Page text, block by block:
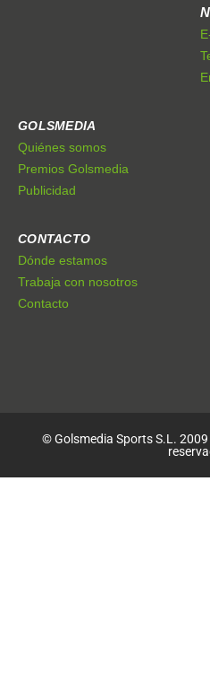
GOLSMEDIA
Quiénes somos
Premios Golsmedia
Publicidad
CONTACTO
Dónde estamos
Trabaja con nosotros
Contacto
© Golsmedia Sports S.L.